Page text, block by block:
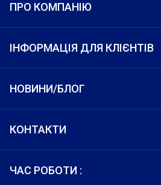
ПРО КОМПАНІЮ
ІНФОРМАЦІЯ ДЛЯ КЛІЄНТІВ
НОВИНИ/БЛОГ
КОНТАКТИ
ЧАС РОБОТИ :